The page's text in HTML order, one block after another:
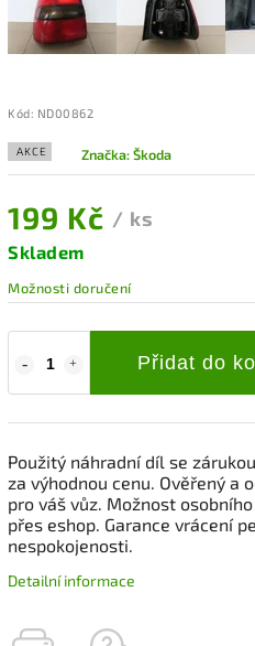
Kód: ND00862
AKCE Značka:Škoda
199 Kč / ks
Skladem
Možnosti doručení
Přidat do
Použitý náhradní díl se
za výhodnou cenu. Ověřený a
pro váš vůz. Možnost
přes eshop. Garance vrácení
nespokojenosti.
Detailní informace